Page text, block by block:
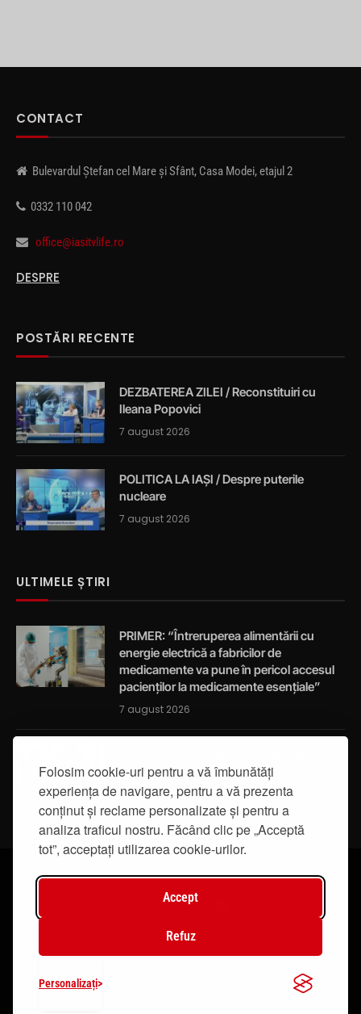
Folosim cookie-uri pentru a vă îmbunătăți
experiența de navigare, pentru a vă prezenta
conținut și reclame personalizate și pentru a
analiza traficul nostru. Făcând clic pe „Acceptă
tot”, acceptați utilizarea cookie-urilor.
Accept
Refuz
Personalizați
CONTACT
Bulevardul Ștefan cel Mare și Sfânt, Casa Modei, etajul 2
0332 110 042
office@iasitvlife.ro
DESPRE
POSTĂRI RECENTE
DEZBATEREA ZILEI / Reconstituiri cu
Ileana Popovici
7 august 2026
POLITICA LA IAȘI / Despre puterile
nucleare
7 august 2026
ULTIMELE ȘTIRI
PRIMER: “Întreruperea alimentării cu
energie electrică a fabricilor de
medicamente va pune în pericol accesul
pacienților la medicamente esențiale”
7 august 2026
integrității
7 august 2026
© 2019 - IasiTV Life. Toate drepturile rezervate.